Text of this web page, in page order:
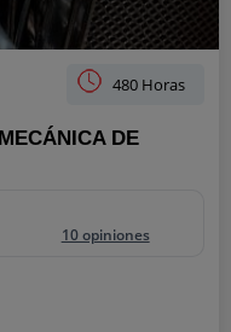
480 Horas
DE
10 opiniones